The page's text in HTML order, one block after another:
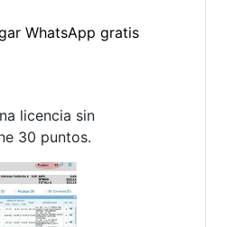
licencia sin
30 puntos.